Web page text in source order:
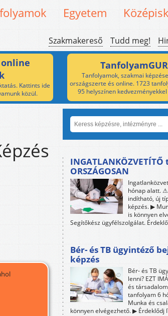
Egyetem
Szakmakereső Tudd meg!
Kattints ide
közül.
Tanfolyamok, szakmai
országszerte és online. 1723
95 helyszínen
ORSZÁGOSAN
hónap alatt.
indítható, új
képzés. ▶
is könnyen
Segítőkész ügyfélszolgálat.
Bér- és TB ügyintéző
képzés
Bér- és TB
lenni? EZT
és
tanfolyam 6
Munka és
könnyen elvégezhető. ▶ Érdeklődj